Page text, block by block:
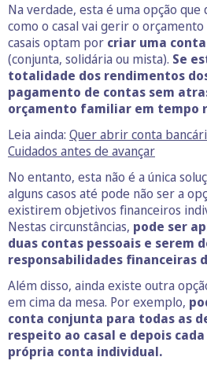
Na verdade, esta é uma opção
como o casal vai gerir o
casais optam por criar uma
(conjunta, solidária ou mista). Se
totalidade dos rendimentos
pagamento de contas sem
orçamento familiar em tempo
Leia ainda: Quer abrir conta
Cuidados antes de avançar
No entanto, esta não é a única
alguns casos até pode não ser a
existirem objetivos financeiros
Nestas circunstâncias, pode ser
duas contas pessoais e serem
responsabilidades financeiras
Além disso, ainda existe outra
em cima da mesa. Por exemplo,
conta conjunta para todas as
respeito ao casal e depois
própria conta individual.